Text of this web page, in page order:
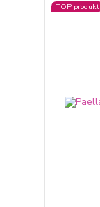
TOP produkt